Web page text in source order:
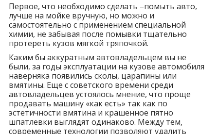
Первое, что необходимо сделать –помыть авто,
лучше на мойке вручную, но можно и
самостоятельно с применением специальной
химии, не забывая после помывки тщательно
протереть кузов мягкой тряпочкой.
Каким бы аккуратным автовладельцем вы не
были, за годы эксплуатации на кузове автомобиля
наверняка появились сколы, царапины или
вмятины. Еще с советского времени среди
автовладельцев устоялось мнение, что проще
продавать машину «как есть» так как по
эстетичности вмятина и крашенное пятно
шпатлевки выглядят одинаково. Между тем,
современные технологии позволяют удалить